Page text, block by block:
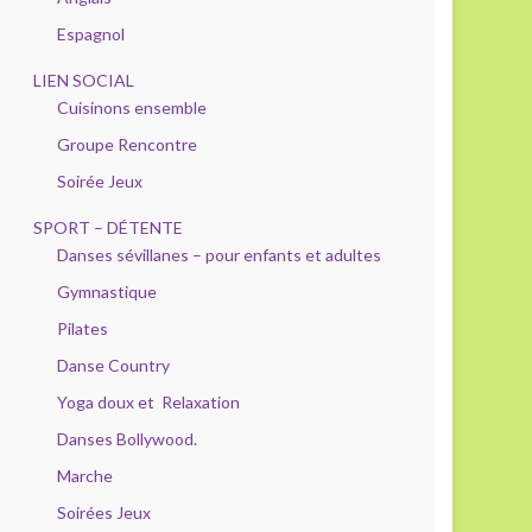
Espagnol
LIEN SOCIAL
Cuisinons ensemble
Groupe Rencontre
Soirée Jeux
SPORT – DÉTENTE
Danses sévillanes – pour enfants et adultes
Gymnastique
Pilates
Danse Country
Yoga doux et Relaxation
Danses Bollywood.
Marche
Soirées Jeux